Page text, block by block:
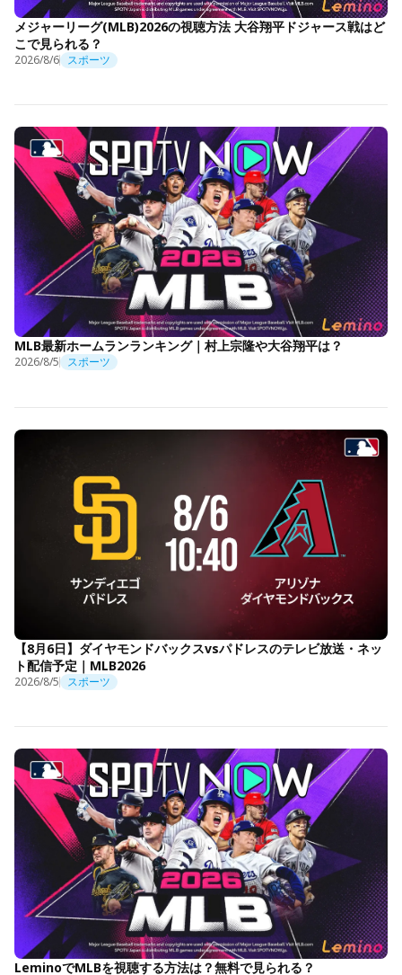
メジャーリーグ(MLB)2026の視聴方法 大谷翔平ドジャース戦はど
こで見られる？
2026/8/6 スポーツ
MLB最新ホームランランキング｜村上宗隆や大谷翔平は？
2026/8/5 スポーツ
【8月6日】ダイヤモンドバックスvsパドレスのテレビ放送・ネッ
ト配信予定｜MLB2026
2026/8/5 スポーツ
LeminoでMLBを視聴する方法は？無料で見られる？